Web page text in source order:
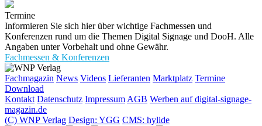
Termine
Informieren Sie sich hier über wichtige Fachmessen und
Konferenzen rund um die Themen Digital Signage und DooH. Alle
Angaben unter Vorbehalt und ohne Gewähr.
Fachmessen & Konferenzen
Fachmagazin News Videos Lieferanten Marktplatz Termine
Download
Kontakt Datenschutz ImpressumAGB Werben auf digital-signage-
magazin.de
(C) WNP Verlag Design: YGG CMS: hylide